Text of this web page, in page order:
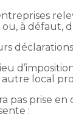
à défaut,
local
pas prise
: